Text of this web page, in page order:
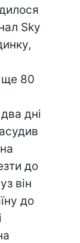
Sky
ще 80
дні
до
він
до